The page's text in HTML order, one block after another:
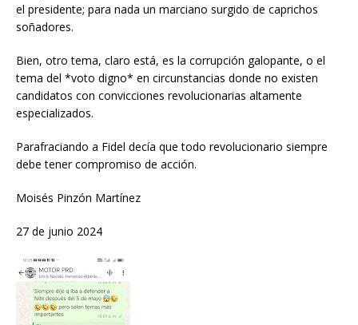
el presidente; para nada un marciano surgido de caprichos
soñadores.
Bien, otro tema, claro está, es la corrupción galopante, o el
tema del *voto digno* en circunstancias donde no existen
candidatos con convicciones revolucionarias altamente
especializados.
Parafraciando a Fidel decía que todo revolucionario siempre
debe tener compromiso de acción.
Moisés Pinzón Martínez
27 de junio 2024